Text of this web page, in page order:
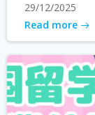
29/12/2025
Read more